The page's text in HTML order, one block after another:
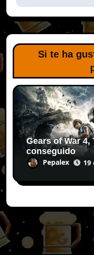
Si te ha
Gears of War
conseguido
Pepalex 19